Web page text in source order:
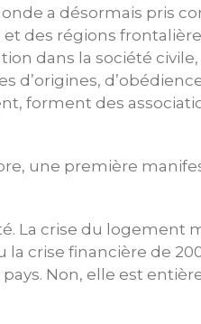
a désormais pris
des régions
dans la société
d’origines,
forment des
une première
La crise du logement
la crise financière de
Non, elle est